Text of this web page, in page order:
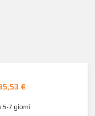
€
5-7 giorni